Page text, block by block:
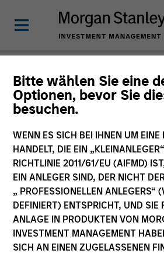
Bitte wählen Sie eine
Optionen, bevor Sie
besuchen.
WENN ES SICH BEI IHNEN UM EINE
HANDELT, DIE EIN
RICHTLINIE 2011/61/EU (AIFMD)
EIN ANLEGER SIND, DER NICHT
„ PROFESSIONELLEN ANLEGERS“
DEFINIERT) ENTSPRICHT, UND SIE
ANLAGE IN PRODUKTEN VON
INVESTMENT MANAGEMENT
SICH AN EINEN ZUGELASSENEN
Einblicke
Alle
364of364Ergebnissen